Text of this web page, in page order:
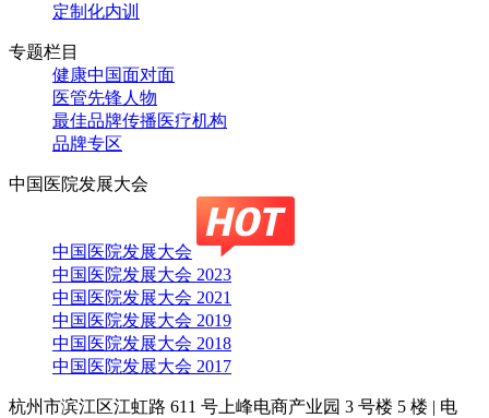
定制化内训
专题栏目
健康中国面对面
医管先锋人物
最佳品牌传播医疗机构
品牌专区
中国医院发展大会
中国医院发展大会
中国医院发展大会 2023
中国医院发展大会 2021
中国医院发展大会 2019
中国医院发展大会 2018
中国医院发展大会 2017
杭州市滨江区江虹路 611 号上峰电商产业园 3 号楼 5 楼 | 电